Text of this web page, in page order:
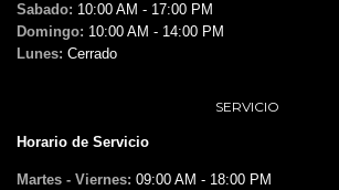
Sabado: 10:00 AM - 17:00 PM
Domingo: 10:00 AM - 14:00 PM
Lunes: Cerrado
SERVICIO
Horario de Servicio
Martes - Viernes: 09:00 AM - 18:00 PM